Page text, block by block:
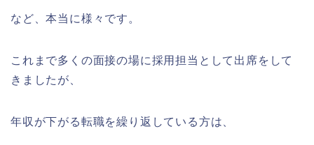
など、本当に様々です。
これまで多くの面接の場に採用担当として出席をして
きましたが、
年収が下がる転職を繰り返している方は、